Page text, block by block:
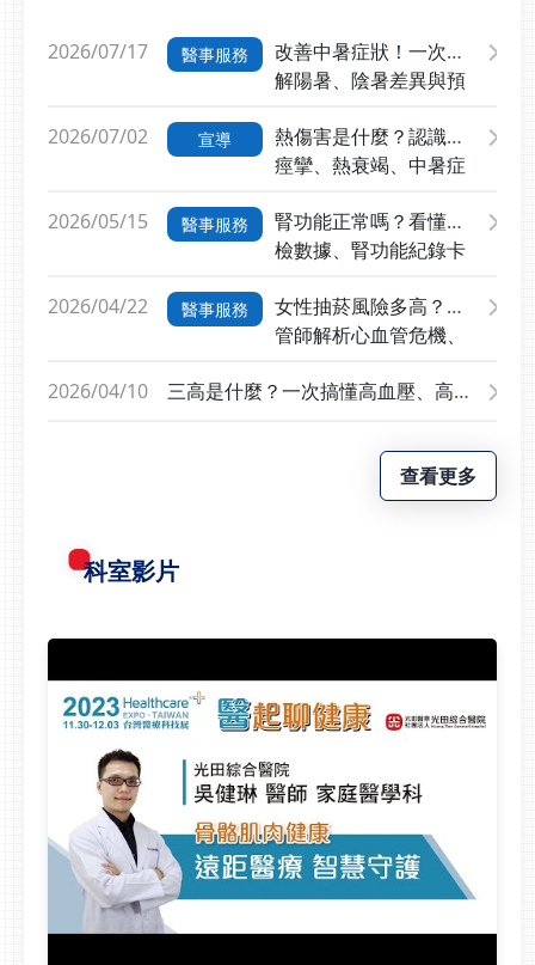
續性的健康行為，降低藥
物依賴性和延緩疾病進
打造個人化健康管理平台
光田綜合醫院執行長王詩
婷表示，光田醫院近年來
積極打造全人健康生活藍
圖，第一步率先啟動「員
工全人健康計劃」，推動
光田人健康俱樂部、建立
生活型態健康管理平台，
導入生成式AI技術，將複
雜的體檢數據轉化為個人
未來將從治療場域延伸至
社區健康促進，針對慢病
醫院近年來積極打造全人
劃」，推動光田人健康俱
管理平台奇美醫院實證分
享 生活型態醫學可量化
改善健康奇美醫院預防醫
學科主任蔡孟修指出，全
球約有8成早逝與不良生
大，他曾因疼痛至藥局拿
止痛藥吃一星期未見效
門診診視時已有部分水疱
結痂，皮膚留有結疤及色
染帶狀疱疹病毒後的典型
症狀。吳健琳醫師指出，
者以及免疫力較差的族
群。發病時除了皮膚會出
疱，也會影響感覺神經造
成感覺神經節及感覺神經
的發炎，甚至會延伸到鄰
近的脊髓，進而引起神經
無力等。帶狀疱疹不只會
出現在身體軀幹，吳健琳
醫師提醒，帶狀疱疹也可
能會出現在頭頸部、四肢
或會陰部，一旦出現在眼
睛、耳朵或會陰部危險性
更高，延遲就醫有可能因
神經受損而引起是聽力受
損、視力受損或失禁，若
有皮膚出現紅斑及疼痛水
疱或合併酸痛，建議及早
已悄悄發出警訊。今年父
親節，不只是送上一句
「父親節快樂」，更可以
陪爸爸一起關心健康。及
早了解常見的男性健康問
題，包括代謝症候群、關
節退化、心血管疾病、痛
風及男性健康，透過定期
健康檢查與專業醫療評
估，找回健康，也陪伴家
人更久。肥胖造成膝關節
提早退休？挺著大肚腩的
爸爸就覺得膝蓋卡卡的，
肥胖可能會增加關節負
破壞膝蓋裡具有緩衝功能
的軟組織，增加關節磨損
磨損時，則會評估人工關
約 骨科部&lt;勃起功能障
礙，不只是年齡問題？很
作與家庭，卻容易忽略自
己的健康。當勃起功能出
現變化時，許多人以為只
是年紀增長，其實身體代
謝失衡、三高等因素，可
能影響血管健康與血液循
2026/07/17 醫事服務
改善中暑症狀！一次了
解陽暑、陰暑差異與預
2026/07/02
宣導
熱傷害是什麼？認識熱
痙攣、熱衰竭、中暑症
次看懂
2026/05/15 醫事服務
腎功能正常嗎？看懂健
檢數據、腎功能紀錄卡
2026/04/22
醫事服務
女性抽菸風險多高？個
管師解析心血管危機、
門診資源
2026/04/10
三高是什麼？一次搞懂高血壓、高血
查看更多
科室影片